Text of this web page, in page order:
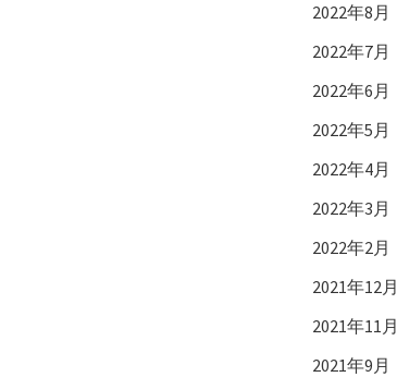
2022年8月
2022年7月
2022年6月
2022年5月
2022年4月
2022年3月
2022年2月
2021年12月
2021年11月
2021年9月